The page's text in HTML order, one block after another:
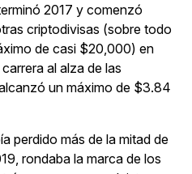
2017 y comenzó
criptodivisas (sobre todo
de casi $20,000) en
al alza de las
un máximo de $3.84
perdido más de la mitad de
rondaba la marca de los